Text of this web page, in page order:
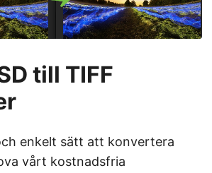
till TIFF
enkelt sätt att konvertera
vårt kostnadsfria